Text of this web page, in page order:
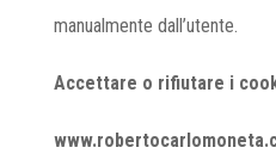
manualmente dall’utente.
Accettare o rifiutare i